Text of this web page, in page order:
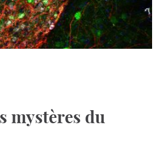
mystères du